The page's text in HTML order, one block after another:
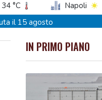
34 °C Napoli
il 15 agosto
IN PRIMO PIANO